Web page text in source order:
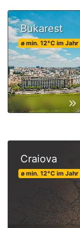
Bukarest
ø min. 12°C im Jahr
Craiova
ø min. 12°C im Jahr